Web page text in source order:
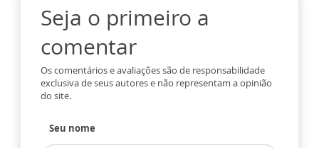
Seja o primeiro a
comentar
Os comentários e avaliações são de responsabilidade
exclusiva de seus autores e não representam a opinião
do site.
Seu nome